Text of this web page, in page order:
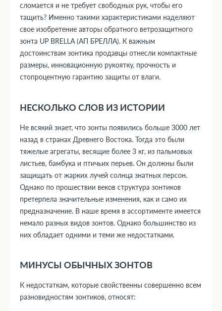
сломается и не требует свободных рук, чтобы его
тащить? Именно такими характеристиками наделяют
свое изобретение авторы обратного ветрозащитного
зонта UP BRELLA (АП БРЕЛЛА). К важным
достоинствам зонтика продавцы отнесли компактные
размеры, инновационную рукоятку, прочность и
стопроцентную гарантию защиты от влаги.
НЕСКОЛЬКО СЛОВ ИЗ ИСТОРИИ
Не всякий знает, что зонты появились больше 3000 лет
назад в странах Древнего Востока. Тогда это были
тяжелые агрегаты, весящие более 3 кг, из пальмовых
листьев, бамбука и птичьих перьев. Он должны были
защищать от жарких лучей солнца знатных персон.
Однако по прошествии веков структура зонтиков
претерпела значительные изменения, как и само их
предназначение. В наше время в ассортименте имеется
немало разных видов зонтов. Однако большинство из
них обладает одними и теми же недостатками.
МИНУСЫ ОБЫЧНЫХ ЗОНТОВ
К недостаткам, которые свойственны совершенно всем
разновидностям зонтиков, относят: